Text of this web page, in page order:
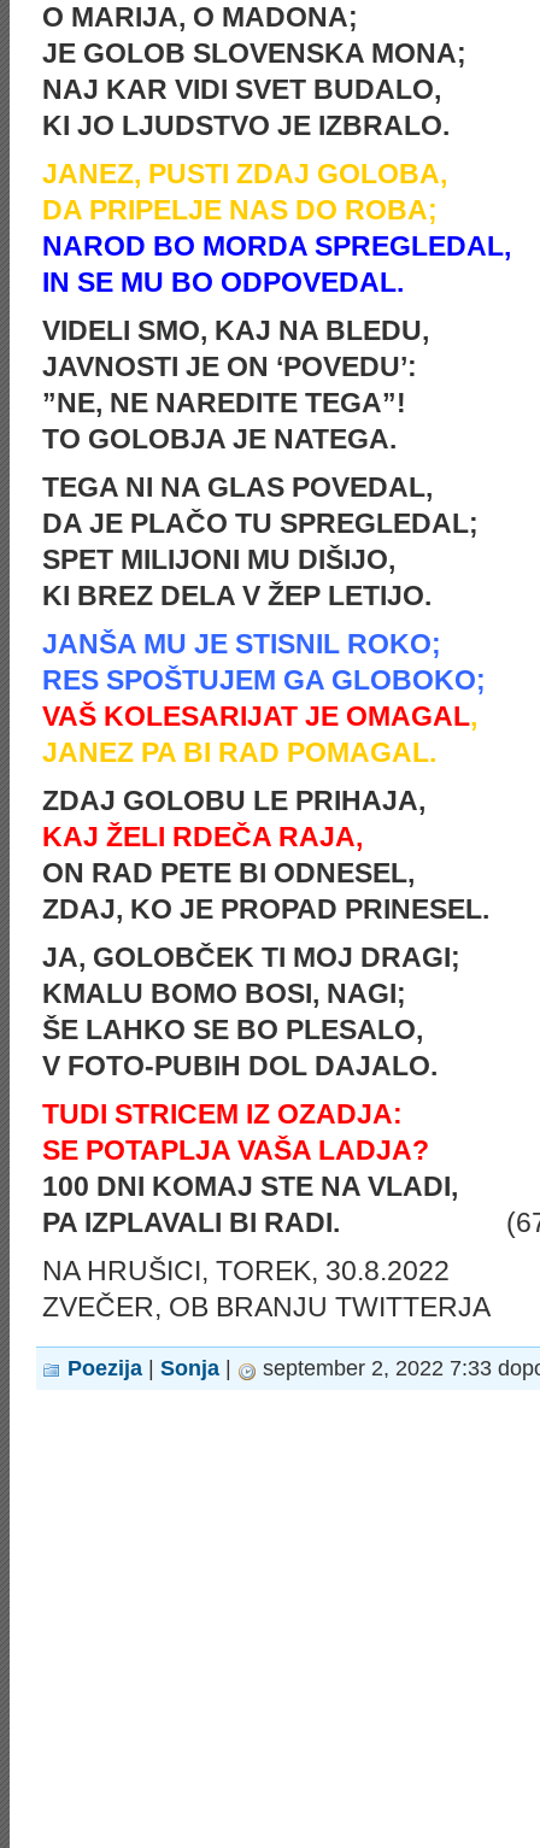
O MARIJA, O MADONA;
JE GOLOB SLOVENSKA MONA;
NAJ KAR VIDI SVET BUDALO,
KI JO LJUDSTVO JE IZBRALO.
JANEZ, PUSTI ZDAJ GOLOBA,
DA PRIPELJE NAS DO ROBA;
NAROD BO MORDA SPREGLEDAL,
IN SE MU BO ODPOVEDAL.
VIDELI SMO, KAJ NA BLEDU,
JAVNOSTI JE ON ‘POVEDU’:
”NE, NE NAREDITE TEGA”!
TO GOLOBJA JE NATEGA.
TEGA NI NA GLAS POVEDAL,
DA JE PLAČO TU SPREGLEDAL;
SPET MILIJONI MU DIŠIJO,
KI BREZ DELA V ŽEP LETIJO.
JANŠA MU JE STISNIL ROKO;
RES SPOŠTUJEM GA GLOBOKO;
VAŠ KOLESARIJAT JE OMAGAL,
JANEZ PA BI RAD POMAGAL.
ZDAJ GOLOBU LE PRIHAJA,
KAJ ŽELI RDEČA RAJA,
ON RAD PETE BI ODNESEL,
ZDAJ, KO JE PROPAD PRINESEL.
JA, GOLOBČEK TI MOJ DRAGI;
KMALU BOMO BOSI, NAGI;
ŠE LAHKO SE BO PLESALO,
V FOTO-PUBIH DOL DAJALO.
TUDI STRICEM IZ OZADJA:
SE POTAPLJA VAŠA LADJA?
100 DNI KOMAJ STE NA VLADI,
PA IZPLAVALI BI RADI.
NA HRUŠICI, TOREK, 30.8.2022
ZVEČER, OB BRANJU TWITTERJA
Poezija Sonja september 2, 2022 7:33